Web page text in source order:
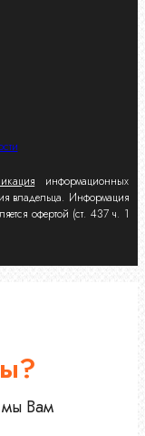
информационных
владельца. Информация
офертой (ст. 437 ч. 1
Вам